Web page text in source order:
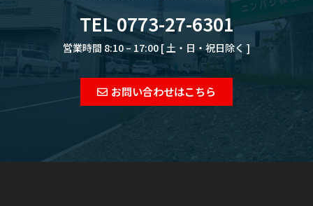
TEL 0773-27-6301
営業時間 8:10 – 17:00 [ 土・日・祝日除く ]
お問い合わせはこちら